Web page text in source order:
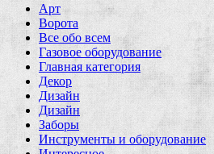
Арт
Ворота
Все обо всем
Газовое оборудование
Главная категория
Декор
Дизайн
Дизайн
Заборы
Инструменты и оборудование